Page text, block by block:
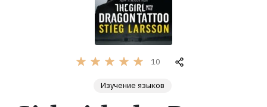
10
Изучение языков